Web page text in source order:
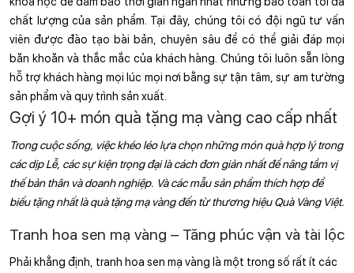
chất lượng của sản phẩm. Tại đây, chúng tôi có đội ngũ tư vấn
viên được đào tạo bài bản, chuyên sâu để có thể giải đáp mọi
băn khoăn và thắc mắc của khách hàng. Chúng tôi luôn sẵn lòng
hỗ trợ khách hàng mọi lúc mọi nơi bằng sự tận tâm, sự am tường
sản phẩm và quy trình sản xuất.
Gợi ý 10+ món quà tặng mạ vàng cao cấp nhất
Trong cuộc sống, việc khéo léo lựa chọn những món quà hợp lý trong
các dịp Lễ, các sự kiện trọng đại là cách đơn giản nhất để nâng tầm vị
thế bản thân và doanh nghiệp. Và các mẫu sản phẩm thích hợp để
biếu tặng nhất là quà tặng mạ vàng đến từ thương hiệu Quà Vàng Việt.
Tranh hoa sen mạ vàng – Tăng phúc vận và tài lộc
Phải khẳng định, tranh hoa sen mạ vàng là một trong số rất ít các